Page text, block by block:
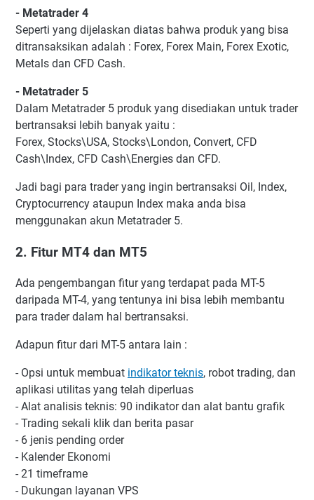
- Metatrader 4
Seperti yang dijelaskan diatas bahwa produk yang bisa
ditransaksikan adalah : Forex, Forex Main, Forex Exotic,
Metals dan CFD Cash.
- Metatrader 5
Dalam Metatrader 5 produk yang disediakan untuk trader
bertransaksi lebih banyak yaitu :
Forex, Stocks\USA, Stocks\London, Convert, CFD
Cash\Index, CFD Cash\Energies dan CFD.
Jadi bagi para trader yang ingin bertransaksi Oil, Index,
Cryptocurrency ataupun Index maka anda bisa
menggunakan akun Metatrader 5.
2. Fitur MT4 dan MT5
Ada pengembangan fitur yang terdapat pada MT-5
daripada MT-4, yang tentunya ini bisa lebih membantu
para trader dalam hal bertransaksi.
Adapun fitur dari MT-5 antara lain :
- Opsi untuk membuat indikator teknis, robot trading, dan
aplikasi utilitas yang telah diperluas
- Alat analisis teknis: 90 indikator dan alat bantu grafik
- Trading sekali klik dan berita pasar
- 6 jenis pending order
- Kalender Ekonomi
- 21 timeframe
- Dukungan layanan VPS